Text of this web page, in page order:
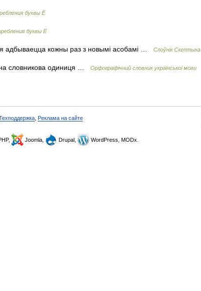
буквы Ё
буквы Ё
адбываецца кожны раз з новымі асобамі … Слоўнік Скептыка
словникова одиниця … Орфографічний словник української мови
Реклама на сайте
Joomla, Drupal, WordPress, MODx.